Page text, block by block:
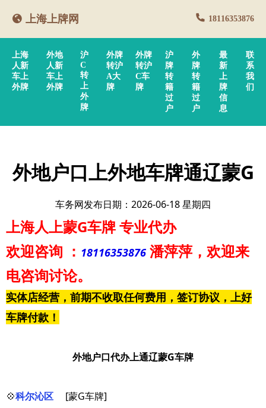
上海上牌网 18116353876
上海
人新
车上
外牌
外地
人新
车上
外牌
沪
C
转
上
外
牌
外牌
转沪
A大
牌
外牌
转沪
C车
牌
沪
牌
转
籍
过
户
外
牌
转
籍
过
户
最
新
上
牌
信
息
联
系
我
们
外地户口上外地车牌通辽蒙G
车务网发布日期：2026-06-18 星期四
上海人上蒙G车牌专业代办
欢迎咨询 ： 18116353876 潘萍萍 ，欢迎来
电咨询讨论。
实体店经营，前期不收取任何费用，签订协议，上好
车牌付款！
外地户口代办上通辽蒙G车牌
💠科尔沁区
[蒙G车牌]